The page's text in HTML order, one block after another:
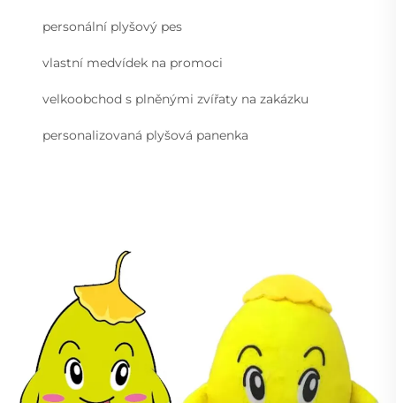
personální plyšový pes
vlastní medvídek na promoci
velkoobchod s plněnými zvířaty na zakázku
personalizovaná plyšová panenka